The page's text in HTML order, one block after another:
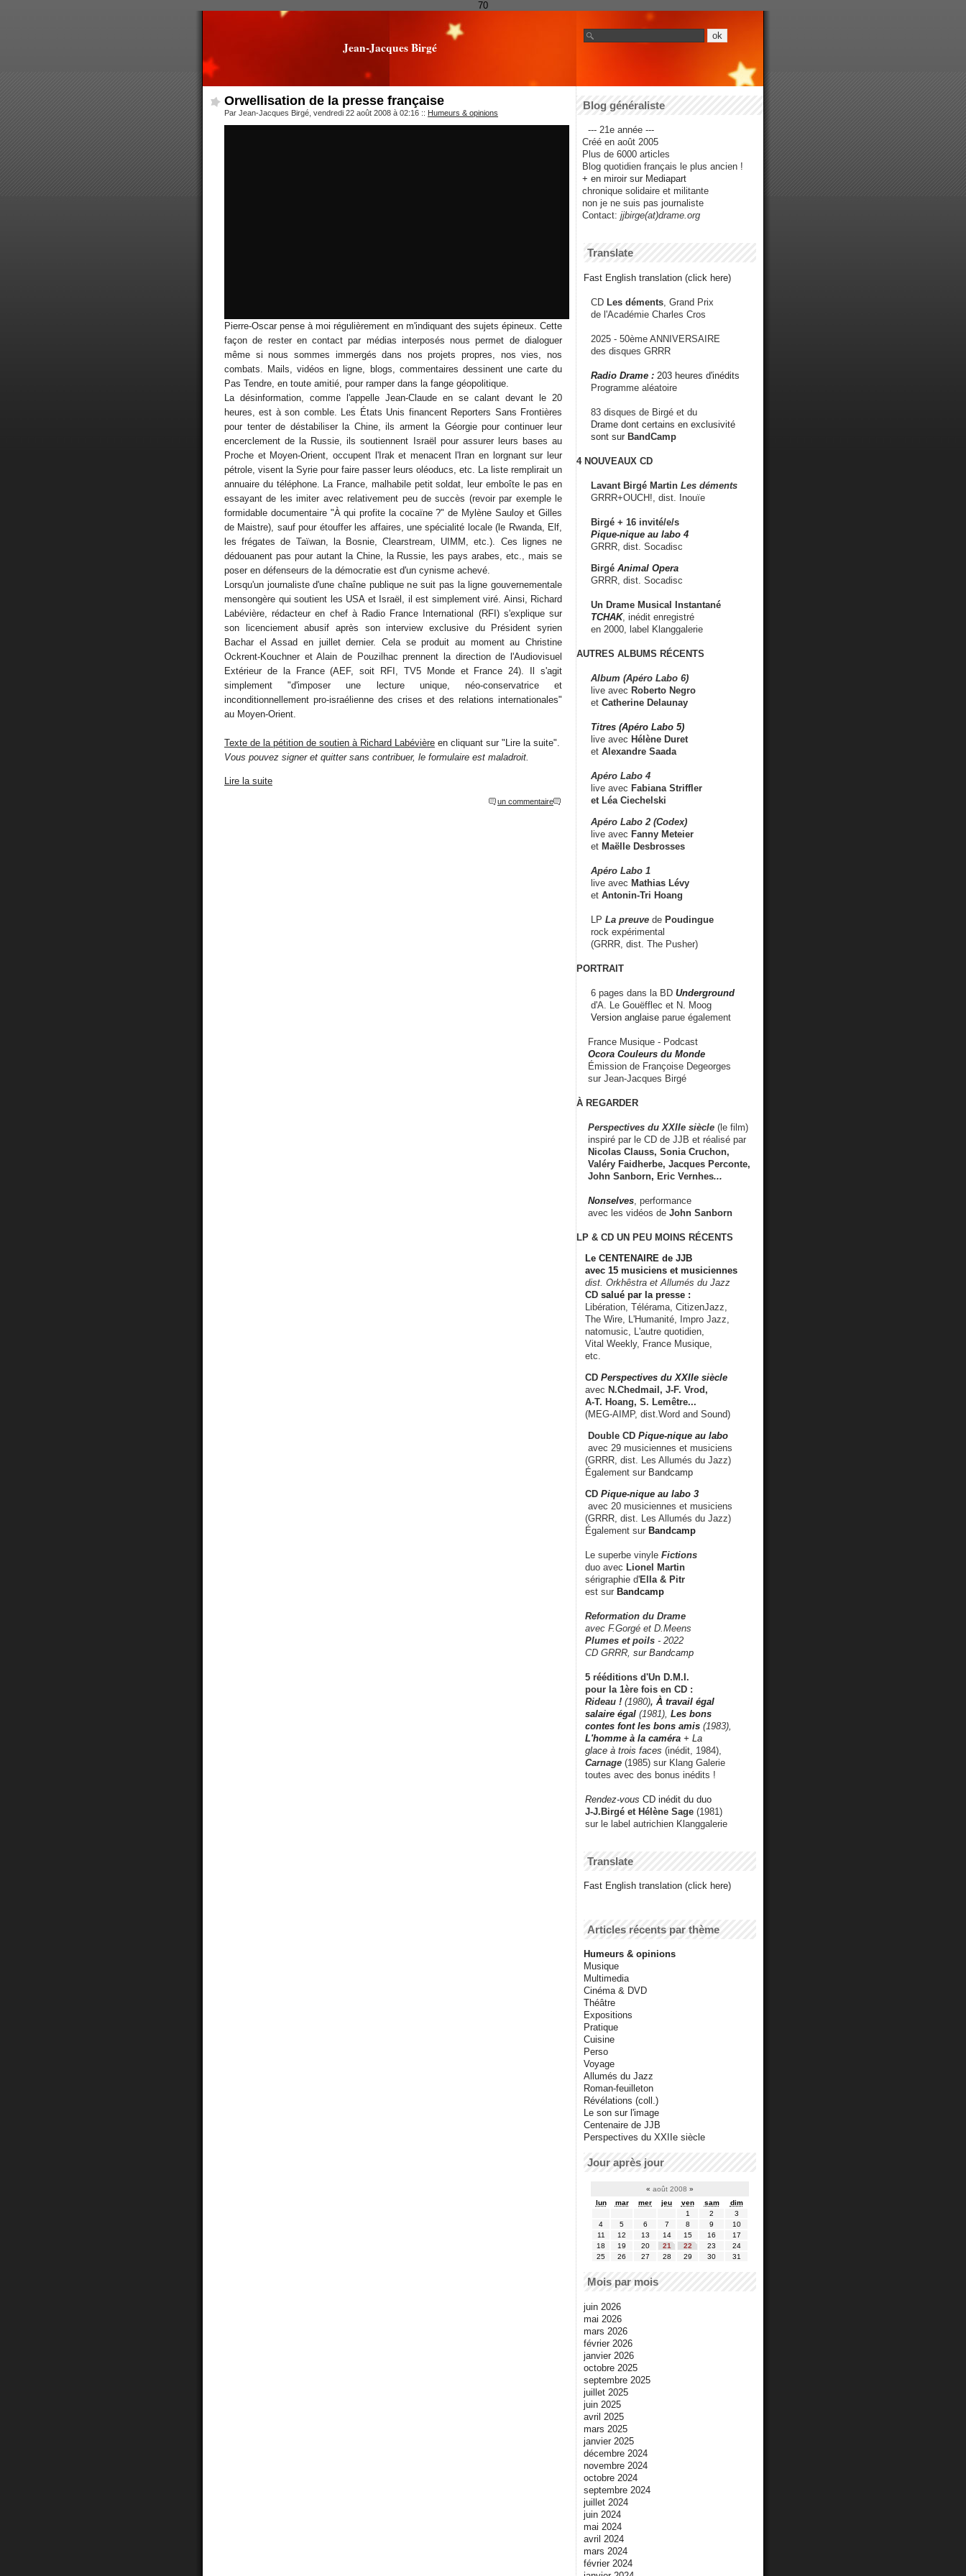
70
Jean-Jacques Birgé
Orwellisation de la presse française
Par Jean-Jacques Birgé, vendredi 22 août 2008 à 02:16 :: Humeurs & opinions
Pierre-Oscar pense à moi régulièrement en m'indiquant des sujets épineux. Cette
façon de rester en contact par médias interposés nous permet de dialoguer
même si nous sommes immergés dans nos projets propres, nos vies, nos
combats. Mails, vidéos en ligne, blogs, commentaires dessinent une carte du
Pas Tendre, en toute amitié, pour ramper dans la fange géopolitique.
La désinformation, comme l'appelle Jean-Claude en se calant devant le 20
heures, est à son comble. Les États Unis financent Reporters Sans Frontières
pour tenter de déstabiliser la Chine, ils arment la Géorgie pour continuer leur
encerclement de la Russie, ils soutiennent Israël pour assurer leurs bases au
Proche et Moyen-Orient, occupent l'Irak et menacent l'Iran en lorgnant sur leur
pétrole, visent la Syrie pour faire passer leurs oléoducs, etc. La liste remplirait un
annuaire du téléphone. La France, malhabile petit soldat, leur emboîte le pas en
essayant de les imiter avec relativement peu de succès (revoir par exemple le
formidable documentaire "À qui profite la cocaïne ?" de Mylène Sauloy et Gilles
de Maistre), sauf pour étouffer les affaires, une spécialité locale (le Rwanda, Elf,
les frégates de Taïwan, la Bosnie, Clearstream, UIMM, etc.). Ces lignes ne
dédouanent pas pour autant la Chine, la Russie, les pays arabes, etc., mais se
poser en défenseurs de la démocratie est d'un cynisme achevé.
Lorsqu'un journaliste d'une chaîne publique ne suit pas la ligne gouvernementale
mensongère qui soutient les USA et Israël, il est simplement viré. Ainsi, Richard
Labévière, rédacteur en chef à Radio France International (RFI) s'explique sur
son licenciement abusif après son interview exclusive du Président syrien
Bachar el Assad en juillet dernier. Cela se produit au moment au Christine
Ockrent-Kouchner et Alain de Pouzilhac prennent la direction de l'Audiovisuel
Extérieur de la France (AEF, soit RFI, TV5 Monde et France 24). Il s'agit
simplement "d'imposer une lecture unique, néo-conservatrice et
inconditionnellement pro-israélienne des crises et des relations internationales"
au Moyen-Orient.
Texte de la pétition de soutien à Richard Labévière en cliquant sur "Lire la suite".
Vous pouvez signer et quitter sans contribuer, le formulaire est maladroit.
Lire la suite
un commentaire
Blog généraliste
--- 21e année ---
Créé en août 2005
Plus de 6000 articles
Blog quotidien français le plus ancien !
+ en miroir sur Mediapart
chronique solidaire et militante
non je ne suis pas journaliste
Contact: jjbirge(at)drame.org
Translate
Fast English translation (click here)
CD Les déments , Grand Prix
de l'Académie Charles Cros
2025 - 50ème ANNIVERSAIRE
des disques GRRR
Radio Drame : 203 heures d'inédits
Programme aléatoire
83 disques de Birgé et du
Drame dont certains en exclusivité
sont sur BandCamp
4 NOUVEAUX CD
Lavant Birgé Martin Les déments
GRRR+OUCH!, dist. Inouïe
Birgé + 16 invité/e/s
Pique-nique au labo 4
GRRR, dist. Socadisc
Birgé Animal Opera
GRRR, dist. Socadisc
Un Drame Musical Instantané
TCHAK, inédit enregistré
en 2000, label Klanggalerie
AUTRES ALBUMS RÉCENTS
Album (Apéro Labo 6)
live avec Roberto Negro
et Catherine Delaunay
Titres (Apéro Labo 5)
live avec Hélène Duret
et Alexandre Saada
Apéro Labo 4
live avec Fabiana Striffler
et Léa Ciechelski
Apéro Labo 2 (Codex)
live avec Fanny Meteier
et Maëlle Desbrosses
Apéro Labo 1
live avec Mathias Lévy
et Antonin-Tri Hoang
LP La preuve de Poudingue
rock expérimental
(GRRR, dist. The Pusher)
PORTRAIT
6 pages dans la BD Underground
d'A. Le Gouëfflec et N. Moog
Version anglaise parue également
France Musique - Podcast
Ocora Couleurs du Monde
Émission de Françoise Degeorges
sur Jean-Jacques Birgé
À REGARDER
Perspectives du XXIIe siècle (le film)
inspiré par le CD de JJB et réalisé par
Nicolas Clauss, Sonia Cruchon,
Valéry Faidherbe, Jacques Perconte,
John Sanborn, Eric Vernhes...
Nonselves , performance
avec les vidéos de John Sanborn
LP & CD UN PEU MOINS RÉCENTS
Le CENTENAIRE de JJB
avec 15 musiciens et musiciennes
dist. Orkhêstra et Allumés du Jazz
CD salué par la presse :
Libération, Télérama, CitizenJazz,
The Wire, L'Humanité, Impro Jazz,
natomusic, L'autre quotidien,
Vital Weekly, France Musique,
etc.
CD Perspectives du XXIIe siècle
avec N.Chedmail, J-F. Vrod,
A-T. Hoang, S. Lemêtre...
(MEG-AIMP, dist.Word and Sound)
Double CD Pique-nique au labo
avec 29 musiciennes et musiciens
(GRRR, dist. Les Allumés du Jazz)
Également sur Bandcamp
CD Pique-nique au labo 3
avec 20 musiciennes et musiciens
(GRRR, dist. Les Allumés du Jazz)
Également sur Bandcamp
Le superbe vinyle Fictions
duo avec Lionel Martin
sérigraphie d'Ella & Pitr
est sur Bandcamp
Reformation du Drame
avec F.Gorgé et D.Meens
Plumes et poils - 2022
CD GRRR, sur Bandcamp
5 rééditions d'Un D.M.I.
pour la 1ère fois en CD :
Rideau ! (1980), À travail égal
salaire égal (1981), Les bons
contes font les bons amis (1983),
L'homme à la caméra + La
glace à trois faces (inédit, 1984),
Carnage (1985) sur Klang Galerie
toutes avec des bonus inédits !
Rendez-vous CD inédit du duo
J-J.Birgé et Hélène Sage (1981)
sur le label autrichien Klanggalerie
Translate
Fast English translation (click here)
Articles récents par thème
Humeurs & opinions
Musique
Multimedia
Cinéma & DVD
Théâtre
Expositions
Pratique
Cuisine
Perso
Voyage
Allumés du Jazz
Roman-feuilleton
Révélations (coll.)
Le son sur l'image
Centenaire de JJB
Perspectives du XXIIe siècle
Jour après jour
« août 2008 »
lun
mar mer jeu ven sam
dim
1
2
3
4
5 6 7 8 9
10
11
12 13 14 15 16
17
18
19 20 21 22 23
24
25
26 27 28 29 30 31
Mois par mois
juin 2026
mai 2026
mars 2026
février 2026
janvier 2026
octobre 2025
septembre 2025
juillet 2025
juin 2025
avril 2025
mars 2025
janvier 2025
décembre 2024
novembre 2024
octobre 2024
septembre 2024
juillet 2024
juin 2024
mai 2024
avril 2024
mars 2024
février 2024